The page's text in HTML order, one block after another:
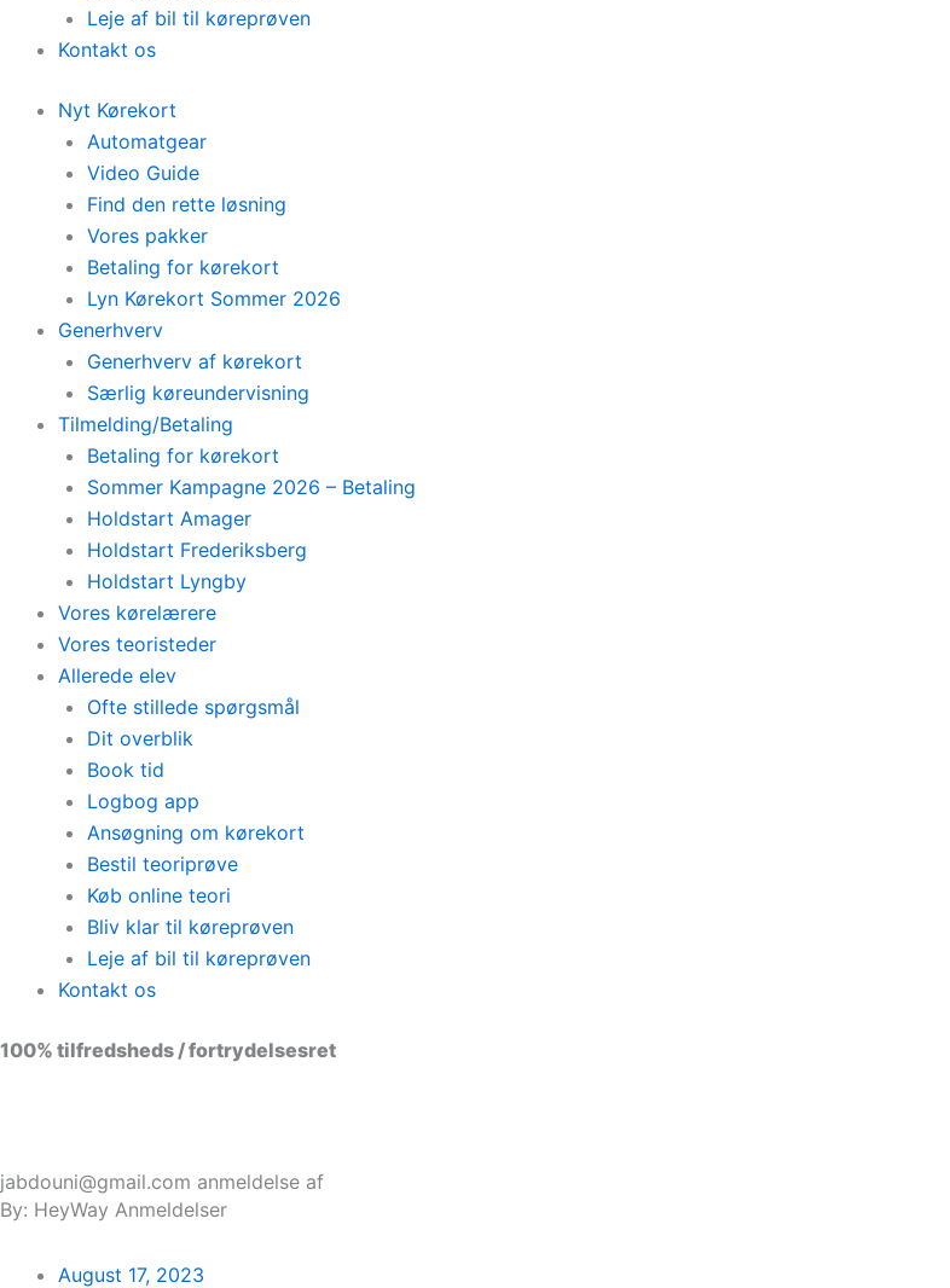
Leje af bil til køreprøven
Kontakt os
Nyt Kørekort
Automatgear
Video Guide
Find den rette løsning
Vores pakker
Betaling for kørekort
Lyn Kørekort Sommer 2026
Generhverv
Generhverv af kørekort
Særlig køreundervisning
Tilmelding/Betaling
Betaling for kørekort
Sommer Kampagne 2026 – Betaling
Holdstart Amager
Holdstart Frederiksberg
Holdstart Lyngby
Vores kørelærere
Vores teoristeder
Allerede elev
Ofte stillede spørgsmål
Dit overblik
Book tid
Logbog app
Ansøgning om kørekort
Bestil teoriprøve
Køb online teori
Bliv klar til køreprøven
Leje af bil til køreprøven
Kontakt os
100% tilfredsheds / fortrydelsesret
jabdouni@gmail.com anmeldelse af
By: HeyWay Anmeldelser
August 17, 2023